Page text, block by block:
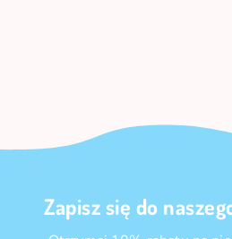
Zapisz się do